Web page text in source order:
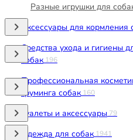
Разные игрушки для
Аксессуары для кормления
Средства ухода и гигиены
собак 196
Профессиональная
груминга собак 160
Туалеты и аксессуары 79
Одежда для собак 1941